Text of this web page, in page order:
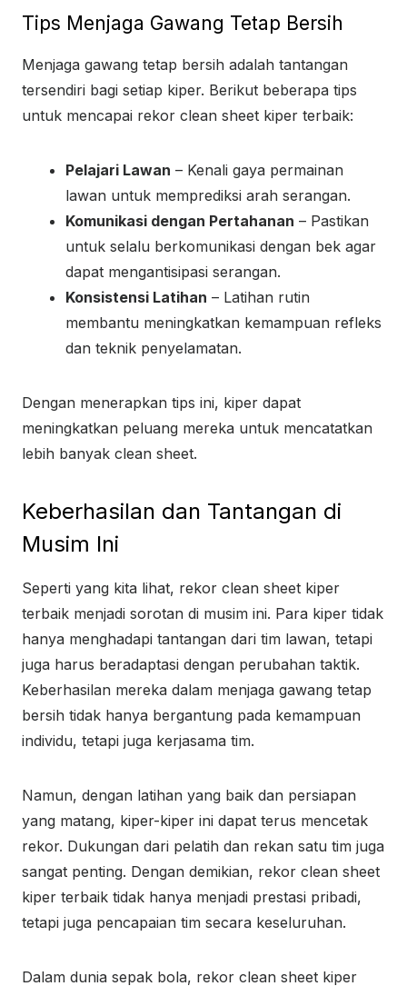
Tips Menjaga Gawang Tetap Bersih
Menjaga gawang tetap bersih adalah tantangan
tersendiri bagi setiap kiper. Berikut beberapa tips
untuk mencapai rekor clean sheet kiper terbaik:
Pelajari Lawan – Kenali gaya permainan
lawan untuk memprediksi arah serangan.
Komunikasi dengan Pertahanan – Pastikan
untuk selalu berkomunikasi dengan bek agar
dapat mengantisipasi serangan.
Konsistensi Latihan – Latihan rutin
membantu meningkatkan kemampuan refleks
dan teknik penyelamatan.
Dengan menerapkan tips ini, kiper dapat
meningkatkan peluang mereka untuk mencatatkan
lebih banyak clean sheet.
Keberhasilan dan Tantangan di
Musim Ini
Seperti yang kita lihat, rekor clean sheet kiper
terbaik menjadi sorotan di musim ini. Para kiper tidak
hanya menghadapi tantangan dari tim lawan, tetapi
juga harus beradaptasi dengan perubahan taktik.
Keberhasilan mereka dalam menjaga gawang tetap
bersih tidak hanya bergantung pada kemampuan
individu, tetapi juga kerjasama tim.
Namun, dengan latihan yang baik dan persiapan
yang matang, kiper-kiper ini dapat terus mencetak
rekor. Dukungan dari pelatih dan rekan satu tim juga
sangat penting. Dengan demikian, rekor clean sheet
kiper terbaik tidak hanya menjadi prestasi pribadi,
tetapi juga pencapaian tim secara keseluruhan.
Dalam dunia sepak bola, rekor clean sheet kiper